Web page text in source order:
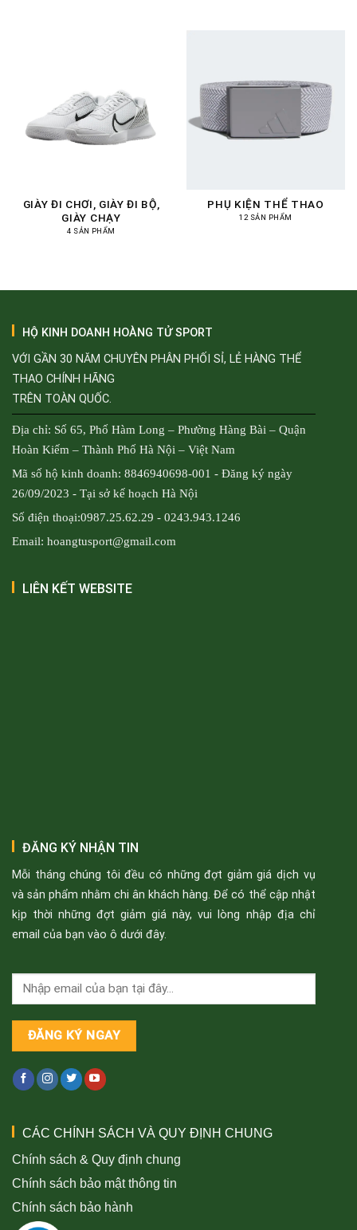
GIÀY ĐI CHƠI, GIÀY ĐI BỘ,
GIÀY CHẠY
4 SẢN PHẨM
PHỤ KIỆN THỂ THAO
12 SẢN PHẨM
HỘ KINH DOANH HOÀNG TỬ SPORT
VỚI GẦN 30 NĂM CHUYÊN PHÂN PHỐI SỈ, LẺ HÀNG THỂ
THAO CHÍNH HÃNG
TRÊN TOÀN QUỐC.
Địa chỉ: Số 65, Phố Hàm Long – Phường Hàng Bài – Quận
Hoàn Kiếm – Thành Phố Hà Nội – Việt Nam
Mã số hộ kinh doanh: 8846940698-001 - Đăng ký ngày
26/09/2023 - Tại sở kế hoạch Hà Nội
Số điện thoại:0987.25.62.29 - 0243.943.1246
Email: hoangtusport@gmail.com
LIÊN KẾT WEBSITE
ĐĂNG KÝ NHẬN TIN
Mỗi tháng chúng tôi đều có những đợt giảm giá dịch vụ
và sản phẩm nhằm chi ân khách hàng. Để có thể cập nhật
kịp thời những đợt giảm giá này, vui lòng nhập địa chỉ
email của bạn vào ô dưới đây.
CÁC CHÍNH SÁCH VÀ QUY ĐỊNH CHUNG
Chính sách & Quy định chung
Chính sách bảo mật thông tin
Chính sách bảo hành